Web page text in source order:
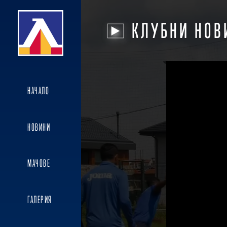
НАЧАЛО
НОВИНИ
МАЧОВЕ
ГАЛЕРИЯ
КЛУБНИ